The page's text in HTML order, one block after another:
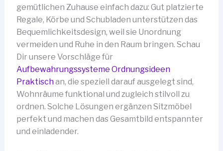
gemütlichen Zuhause einfach dazu: Gut platzierte
Regale, Körbe und Schubladen unterstützen das
Bequemlichkeitsdesign, weil sie Unordnung
vermeiden und Ruhe in den Raum bringen. Schau
Dir unsere Vorschläge für
Aufbewahrungssysteme Ordnungsideen
Praktischan, die speziell darauf ausgelegt sind,
Wohnräume funktional und zugleich stilvoll zu
ordnen. Solche Lösungen ergänzen Sitzmöbel
perfekt und machen das Gesamtbild entspannter
und einladender.